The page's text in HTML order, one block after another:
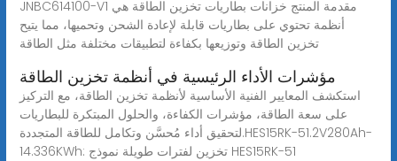
JNBC614100-V1 مقدمة المنتج خزانات بطاريات تخزين الطاقة هي
أنظمة تحتوي على بطاريات قابلة لإعادة الشحن وتحميها، مما يتيح
تخزين الطاقة وتوزيعها بكفاءة لتطبيقات مختلفة مثل الطاقة
مؤشرات الأداء الرئيسية في أنظمة تخزين الطاقة
استكشف المعايير الفنية الأساسية لأنظمة تخزين الطاقة، مع التركيز
على سعة الطاقة، مؤشرات الكفاءة، والحلول المبتكرة للبطاريات
لتحقيق أداء مُحسَّن وتكامل للطاقة المتجددة.HES15RK-51.2V280Ah-
14.336KWh: تخزين لفترات طويلة نموذج HES15RK-51